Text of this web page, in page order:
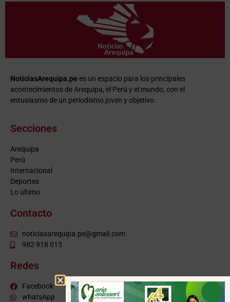
NoticiasArequipa.pe es un espacio para los principales
acontecimientos de Arequipa, el Perú y el mundo, con el
entusiasmo de un periodismo joven y objetivo.
Secciones
Arequipa
Perú
Internacional
Deportes
Lo último
Contacto
noticiasarequipa.pe@gmail.com
982 918 013
Redes
Facebook
whatsApp